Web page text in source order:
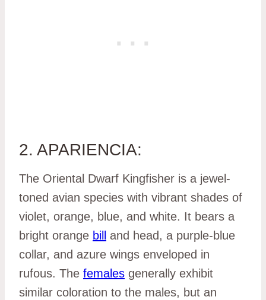
2. APARIENCIA:
The Oriental Dwarf Kingfisher is a jewel-
toned avian species with vibrant shades of
violet, orange, blue, and white. It bears a
bright orange bill
and head, a purple-blue
collar, and azure wings enveloped in
rufous. The females generally exhibit
similar coloration to the males, but an